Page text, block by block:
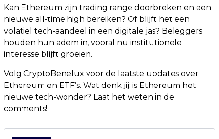
Kan Ethereum zijn trading range doorbreken en een
nieuwe all-time high bereiken? Of blijft het een
volatiel tech-aandeel in een digitale jas? Beleggers
houden hun adem in, vooral nu institutionele
interesse blijft groeien.
Volg CryptoBenelux voor de laatste updates over
Ethereum en ETF’s. Wat denk jij: is Ethereum het
nieuwe tech-wonder? Laat het weten in de
comments!